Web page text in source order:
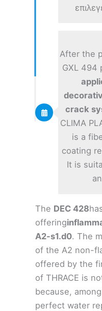
After the
GXL 494
crack
CLIMA
is a
coating
It is
The DEC 428
offering
A2-s1.d0. The
of the A2 non-
offered by the
of THRACE is
because,
perfect water